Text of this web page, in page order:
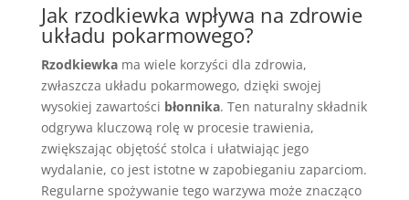
Jak rzodkiewka wpływa na zdrowie
układu pokarmowego?
Rzodkiewkama wiele korzyści dla zdrowia,
zwłaszcza układu pokarmowego, dzięki swojej
wysokiej zawartości błonnika. Ten naturalny składnik
odgrywa kluczową rolę w procesie trawienia,
zwiększając objętość stolca i ułatwiając jego
wydalanie, co jest istotne w zapobieganiu zaparciom.
Regularne spożywanie tego warzywa może znacząco